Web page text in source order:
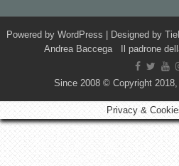
Powered by WordPress | Designed by
Andrea Baccega Il padrone
Since 2008 © Copyright
Privacy &